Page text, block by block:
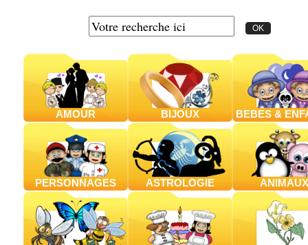
AMOUR BIJOUX BEBES &
PERSONNAGES ASTROLOGIE ANIMAUX